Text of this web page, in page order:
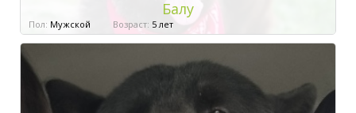
Балу
Пол: Мужской Возраст: 5 лет